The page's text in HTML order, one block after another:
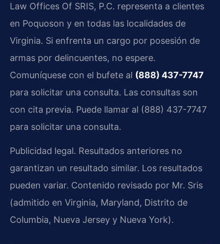
Law Offices Of SRIS, P.C. representa a clientes
en Poquoson y en todas las localidades de
Virginia. Si enfrenta un cargo por posesión de
armas por delincuentes, no espere.
Comuníquese con el bufete al (888) 437-7747
para solicitar una consulta. Las consultas son
con cita previa. Puede llamar al (888) 437-7747
para solicitar una consulta.
Publicidad legal. Resultados anteriores no
garantizan un resultado similar. Los resultados
pueden variar. Contenido revisado por Mr. Sris
(admitido en Virginia, Maryland, Distrito de
Columbia, Nueva Jersey y Nueva York).